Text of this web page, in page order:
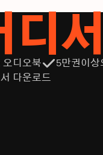
디
오디오북 5만권이
다운로드